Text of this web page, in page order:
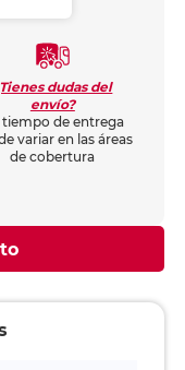
dudas del
envío?
tiempo de entrega
variar en las áreas
de cobertura